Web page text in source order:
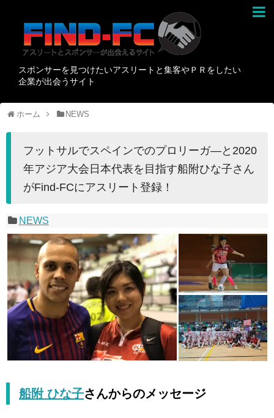
スポンサーを見つけたいアスリートと集客やＰＲをしたい
企業が出会うサイト
ホーム NEWS
フットサルでスペインでのプロリーガ―と2020
年アジア大会日本代表を目指す船附ひな子さん
がFind-FCにアスリート登録！
NEWS
船附 ひな子さんからのメッセージ